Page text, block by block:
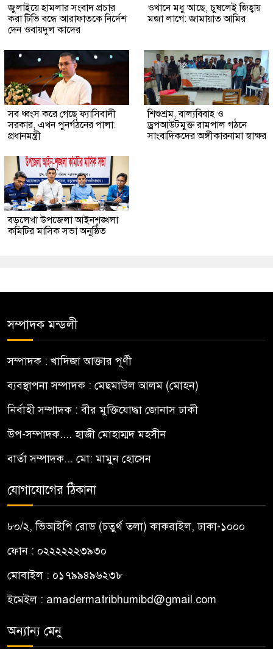
জুলাইয়ে হামলার সংবাদ প্রচার
করা টিভি বন্ধে আরাফাতকে নির্দেশ
দেন ওবায়দুল কাদের
ওখানে মধু আছে, চুষলেই জিহ্বায়
মজা লাগে: জামায়াত আমির
সব ধ্বংস করে গেছে ফ্যাসিবাদী
সরকার, এখন পুনর্গঠনের পালা:
প্রধানমন্ত্রী
শিশুশ্রম, বাল্যবিবাহ ও
ড্রপআউটমুক্ত রামপাল গঠনে
সাংবাদিকদের অঙ্গীকারনামা স্বাক্ষর
বড়লেখা উপজেলা আইনশৃঙ্খলা
কমিটির মাসিক সভা অনুষ্ঠিত
সম্পাদক মন্ডলী
সম্পাদক : খাদিজা আক্তার পূর্ণী
ব্যবস্থাপনা সম্পাদক : মেছমাউল আলম (মোহন)
নির্বাহী সম্পাদক : বীর মুক্তিযোদ্ধা জোনাস ঢাকী
উপ-সম্পাদক.... হাজী মোহাম্মদ মহসীন
বার্তা সম্পাদক... মো: মামুন হোসেন
যোগাযোগের ঠিকানা
৮০/২, ভিআইপি রোড (চতুর্থ তলা) কাকরাইল, ঢাকা-১০০০
ফোন : ০২২২২২২৩৯৩০
মোবাইল : ০১৭৯৯৪৯৬২৩৮
ইমেইল : amadermatribhumibd@gmail.com
অন্যান্য মেনু